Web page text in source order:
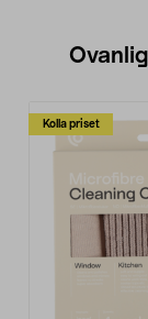
Kolla priset